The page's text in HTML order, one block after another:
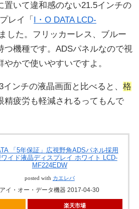
置いて違和感のない21.5インチの
レイ「 I・O DATA LCD-
した。フリッカーレス、ブルー
つ機種です。ADSパネルなので視
かで使いやすいですよ。
ンチの液晶画面と比べると、 格
精疲労も軽減されるってもんで
「5年保証」広視野角ADSパネル採用
ワイド液晶ディスプレイ ホワイト LCD-
MF224EDW
posted with カエレバ
アイ・オー・データ機器 2017-04-30
楽天市場